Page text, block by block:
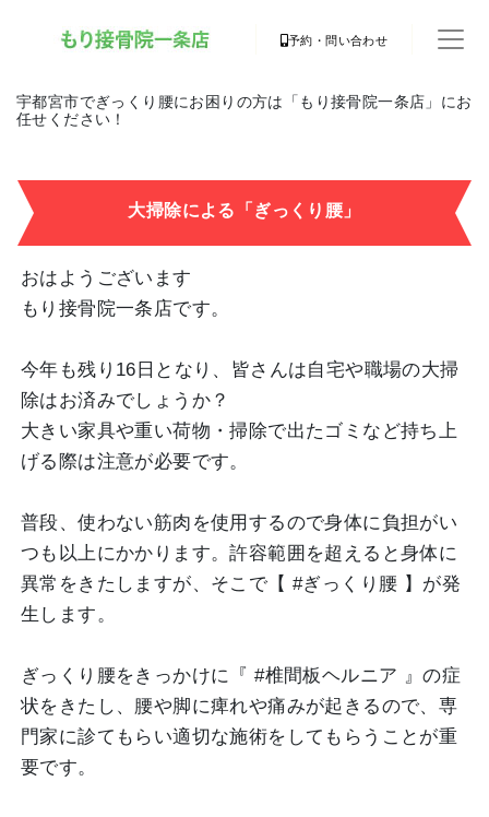
予約・問い合わせ
宇都宮市でぎっくり腰にお困りの方は「もり接骨院一条店」にお
任せください！
大掃除による「ぎっくり腰」
おはようございます
もり接骨院一条店です。
今年も残り16日となり、皆さんは自宅や職場の大掃
除はお済みでしょうか？
大きい家具や重い荷物・掃除で出たゴミなど持ち上
げる際は注意が必要です。
普段、使わない筋肉を使用するので身体に負担がい
つも以上にかかります。許容範囲を超えると身体に
異常をきたしますが、そこで【 #ぎっくり腰 】が発
生します。
ぎっくり腰をきっかけに『 #椎間板ヘルニア 』の症
状をきたし、腰や脚に痺れや痛みが起きるので、専
門家に診てもらい適切な施術をしてもらうことが重
要です。